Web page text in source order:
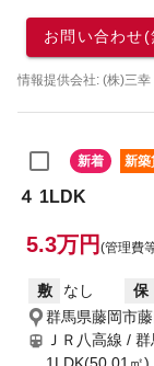
お問い合わせ(
情報提供会社: (株)三
新着 新築
４ 1LDK
5.3万円 (管理費
敷 なし 保
群馬県藤岡市
ＪＲ八高線 /
1LDK(50.01㎡)